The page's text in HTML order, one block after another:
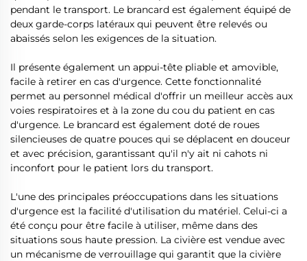
pendant le transport. Le brancard est également équipé de
deux garde-corps latéraux qui peuvent être relevés ou
abaissés selon les exigences de la situation.
Il présente également un appui-tête pliable et amovible,
facile à retirer en cas d'urgence. Cette fonctionnalité
permet au personnel médical d'offrir un meilleur accès aux
voies respiratoires et à la zone du cou du patient en cas
d'urgence. Le brancard est également doté de roues
silencieuses de quatre pouces qui se déplacent en douceur
et avec précision, garantissant qu'il n'y ait ni cahots ni
inconfort pour le patient lors du transport.
L'une des principales préoccupations dans les situations
d'urgence est la facilité d'utilisation du matériel. Celui-ci a
été conçu pour être facile à utiliser, même dans des
situations sous haute pression. La civière est vendue avec
un mécanisme de verrouillage qui garantit que la civière